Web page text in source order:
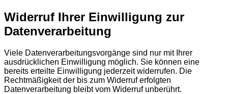
Widerruf Ihrer Einwilligung zur
Datenverarbeitung
Viele Datenverarbeitungsvorgänge sind nur mit Ihrer
ausdrücklichen Einwilligung möglich. Sie können eine
bereits erteilte Einwilligung jederzeit widerrufen. Die
Rechtmäßigkeit der bis zum Widerruf erfolgten
Datenverarbeitung bleibt vom Widerruf unberührt.